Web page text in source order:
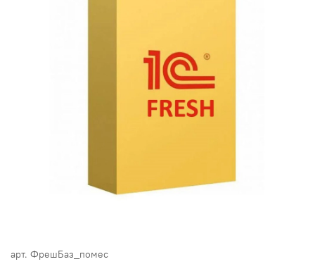
арт. ФрешБаз_помес